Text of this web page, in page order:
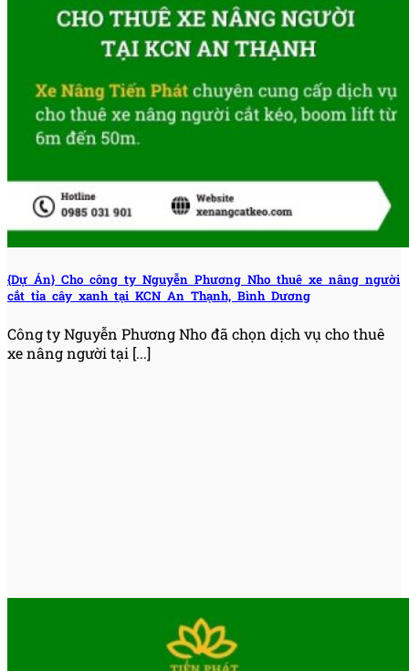
{Dự Án} Cho công ty Nguyễn Phương Nho thuê xe nâng người
cắt tỉa cây xanh tại KCN An Thạnh, Bình Dương
Công ty Nguyễn Phương Nho đã chọn dịch vụ cho thuê
xe nâng người tại [...]